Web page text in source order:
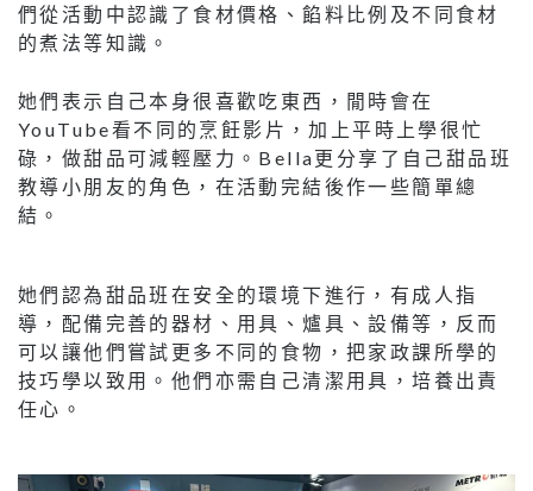
們從活動中認識了食材價格、餡料比例及不同食材
的煮法等知識。
她們表示自己本身很喜歡吃東西，閒時會在
YouTube看不同的烹飪影片，加上平時上學很忙
碌，做甜品可減輕壓力。Bella更分享了自己甜品班
教導小朋友的角色，在活動完結後作一些簡單總
結。
她們認為甜品班在安全的環境下進行，有成人指
導，配備完善的器材、用具、爐具、設備等，反而
可以讓他們嘗試更多不同的食物，把家政課所學的
技巧學以致用。他們亦需自己清潔用具，培養出責
任心。